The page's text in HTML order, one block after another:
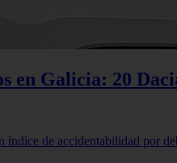
en Galicia: 20